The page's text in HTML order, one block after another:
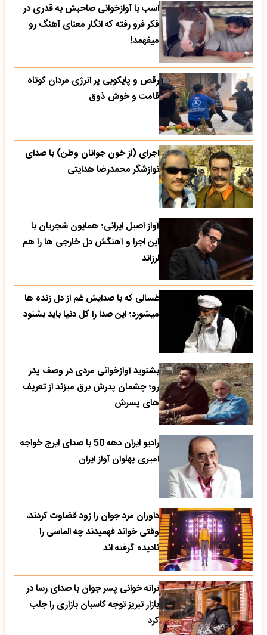
اسب با آوازخوانی صاحبش به قدری در
فکر فرو رفته که انگار معنای آهنگ رو
میفهمد!
رقص و پایکوبی پر انرژی مردان کوتاه
قامت و خوش ذوق
اجرای (از خون جوانان وطن) با صدای
نوازشگر محمدرضا هدایتی
آواز اصیل ایرانی؛ همایون شجریان با
این اجرا و آهنگش دل خارجی ها را هم
لرزاند
غسالی که با صدایش غم از دل زنده ها
میشورد؛ این صدا را کل دنیا باید بشنود
بشنوید آوازخوانی مردی در وصف پدر
رو؛ چشمان پدرش برق میزند از تعریف
های پسرش
رادیو ایران دهه 50 با صدای ایرج خواجه
امیری پهلوان آواز ایران
داوران مرد جوان را زود قضاوت کردند،
وقتی خواند فهمیدند چه الماسی را
نادیده گرفته اند
ترانه خوانی پسر جوان با صدای رسا در
بازار تبریز توجه کاسبان بازاری را جلب
کرد